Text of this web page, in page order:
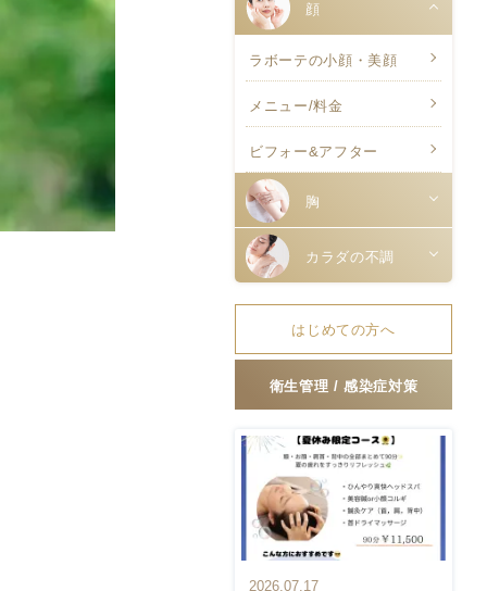
顔
ラボーテの小顔・美顔
メニュー/料金
ビフォー&アフター
胸
カラダの不調
はじめての方へ
衛生管理 / 感染症対策
2026.07.17